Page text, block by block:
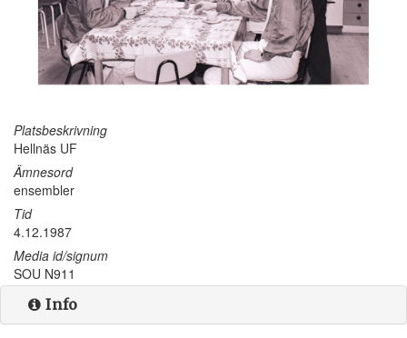
Platsbeskrivning
Hellnäs UF
Ämnesord
ensembler
Tid
4.12.1987
Media id/signum
SOU N911
Info